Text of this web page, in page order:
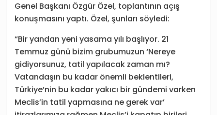
Genel Başkanı Özgür Özel, toplantının açış
konuşmasını yaptı. Özel, şunları söyledi:
“Bir yandan yeni yasama yılı başlıyor. 21
Temmuz günü bizim grubumuzun ‘Nereye
gidiyorsunuz, tatil yapılacak zaman mı?
Vatandaşın bu kadar önemli beklentileri,
Türkiye’nin bu kadar yakıcı bir gündemi varken
Meclis’in tatil yapmasına ne gerek var’